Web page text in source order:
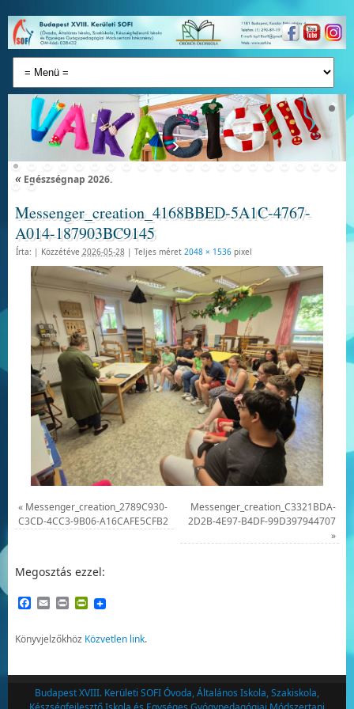
«Egészségnap 2026.
Messenger_creation_4168BBED-5A1C-4767-
A014-187903BC9145
Írta: | Közzétéve 2026-05-28 | Teljes méret 2048 × 1536pixel
« Messenger_creation_2789C930-
C3CD-4CC3-9B06-A16CAFE5CFB2
Messenger_creation_C3321BDA-
2D2B-4E97-B4DF-99D397944707
»
Megosztás ezzel:
Facebook
EmailPrintPrintFriendly
Könyvjelzőkhöz Közvetlen link.
Budapest XVIII. Kerületi SOFI Óvoda, Általános Iskola, Szakiskola,